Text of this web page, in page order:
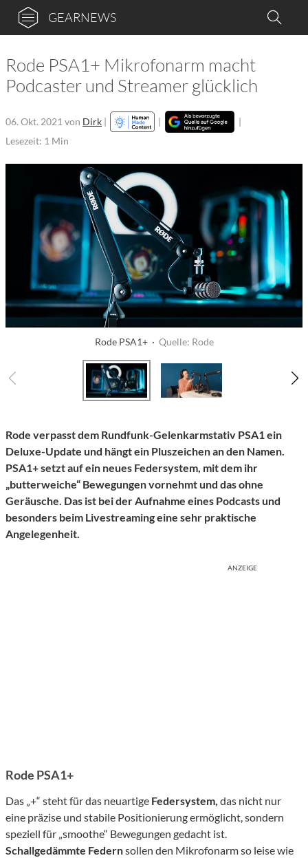
GEARNEWS
Rode PSA1+ Mikrofonarm macht
Podcaster und Streamer glücklich
06. Okt. 2021 von Dirk | |
|
Lesezeit: 1 Min
Rode PSA1+ · Quelle: Rode
Rode verpasst dem Rundfunk-Gelenkarmstativ PSA1 ein
Deluxe-Update und hängt ein Pluszeichen an den Namen.
PSA1+setzt auf ein neues Federsystem, mit dem ihr
„butterweiche“ Bewegungen vornehmt und das ohne
Geräusche. Das ist bei der Aufnahme eines Podcasts und
besonders beim Livestreaming eine sehr praktische
Angelegenheit.
ANZEIGE
Rode PSA1+
Das „+“ steht für das neuartige Federsystem, das nicht nur
eine präzise und stabile Positionierung ermöglicht, sondern
speziell für „smoothe“ Bewegungen gedacht ist.
Schallgedämmte Federnsollen den Mikrofonarm so leise wie